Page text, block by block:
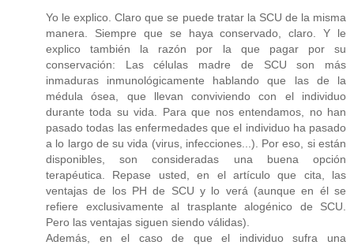
Yo le explico. Claro que se puede tratar la SCU de la misma
manera. Siempre que se haya conservado, claro. Y le
explico también la razón por la que pagar por su
conservación: Las células madre de SCU son más
inmaduras inmunológicamente hablando que las de la
médula ósea, que llevan conviviendo con el individuo
durante toda su vida. Para que nos entendamos, no han
pasado todas las enfermedades que el individuo ha pasado
a lo largo de su vida (virus, infecciones...). Por eso, si están
disponibles, son consideradas una buena opción
terapéutica. Repase usted, en el artículo que cita, las
ventajas de los PH de SCU y lo verá (aunque en él se
refiere exclusivamente al trasplante alogénico de SCU.
Pero las ventajas siguen siendo válidas).
Además, en el caso de que el individuo sufra una